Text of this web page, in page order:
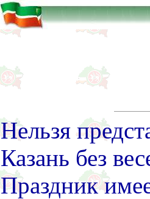
Нельзя
Казань без
Праздник